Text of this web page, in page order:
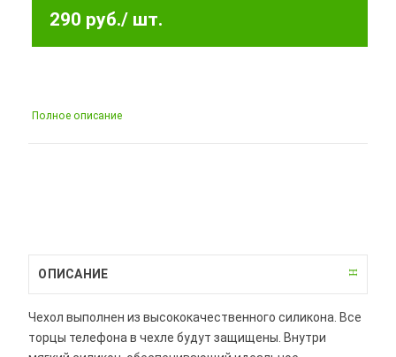
290 руб./ шт.
Полное описание
ОПИСАНИЕ
Чехол выполнен из высококачественного силикона. Все
торцы телефона в чехле будут защищены. Внутри